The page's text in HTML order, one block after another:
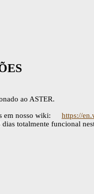
ao ASTER.
em nosso wiki:
https://
dias totalmente funcional